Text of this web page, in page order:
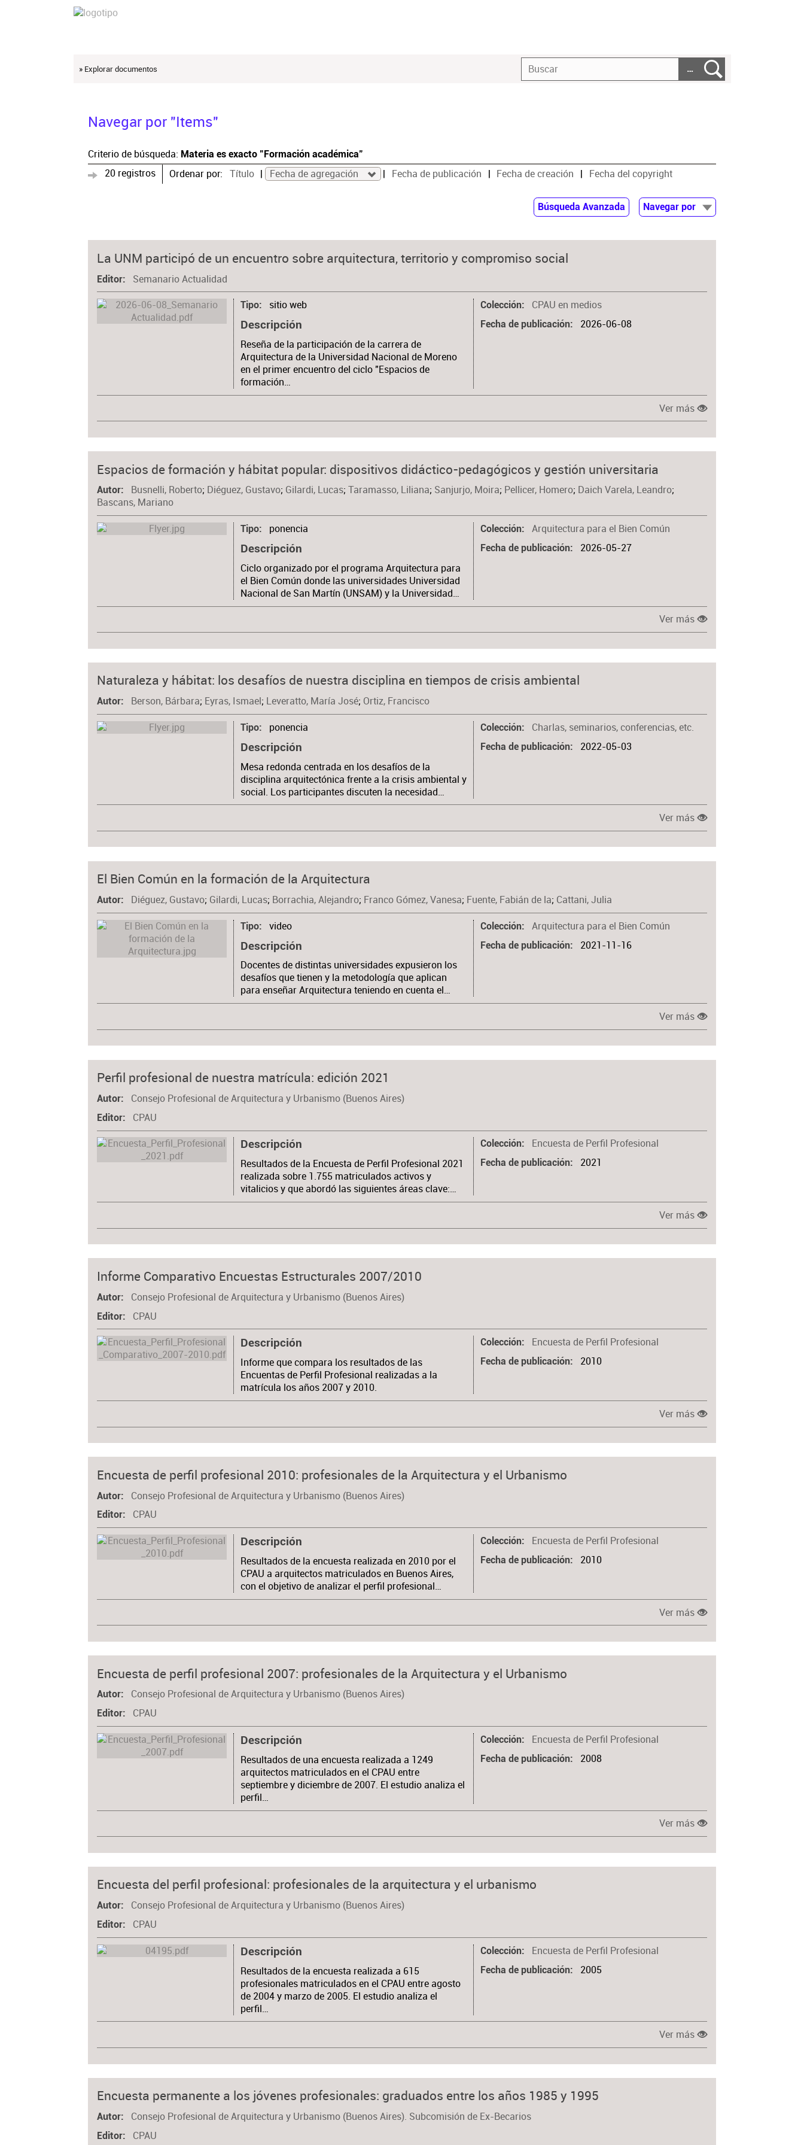
» Explorar documentos …
Navegar por "Items"
Criterio de búsqueda: Materia es exacto "Formación académica"
20 registros Ordenar por: Título Fecha de agregación Fecha de publicación Fecha de creación Fecha del copyright
Búsqueda Avanzada
Navegar por
La UNM participó de un encuentro sobre arquitectura, territorio y compromiso social
Editor Semanario Actualidad
Tipo sitio web
Descripción
Reseña de la participación de la carrera de
Arquitectura de la Universidad Nacional de Moreno
en el primer encuentro del ciclo "Espacios de
formación…
Colección CPAU en medios
Fecha de publicación 2026-06-08
Ver más
Espacios de formación y hábitat popular: dispositivos didáctico-pedagógicos y gestión universitaria
Autor Busnelli, Roberto; Diéguez, Gustavo; Gilardi, Lucas;Taramasso, Liliana; Sanjurjo, Moira; Pellicer, Homero; Daich Varela, Leandro;
Bascans, Mariano
Tipo ponencia
Descripción
Ciclo organizado por el programa Arquitectura para
el Bien Común donde las universidades Universidad
Nacional de San Martín (UNSAM) y la Universidad…
Colección Arquitectura para el Bien Común
Fecha de publicación 2026-05-27
Ver más
Naturaleza y hábitat: los desafíos de nuestra disciplina en tiempos de crisis ambiental
Autor Berson, Bárbara; Eyras, Ismael; Leveratto, María José; Ortiz, Francisco
Tipo ponencia
Descripción
Mesa redonda centrada en los desafíos de la
disciplina arquitectónica frente a la crisis ambiental y
social. Los participantes discuten la necesidad…
Colección Charlas, seminarios, conferencias, etc.
Fecha de publicación 2022-05-03
Ver más
El Bien Común en la formación de la Arquitectura
Autor Diéguez, Gustavo; Gilardi, Lucas; Borrachia, Alejandro; Franco Gómez, Vanesa; Fuente, Fabián de la; Cattani, Julia
Tipo video
Descripción
Docentes de distintas universidades expusieron los
desafíos que tienen y la metodología que aplican
para enseñar Arquitectura teniendo en cuenta el…
Colección Arquitectura para el Bien Común
Fecha de publicación 2021-11-16
Ver más
Perfil profesional de nuestra matrícula: edición 2021
Autor Consejo Profesional de Arquitectura y Urbanismo (Buenos Aires)
Editor CPAU
Descripción
Resultados de la Encuesta de Perfil Profesional 2021
realizada sobre 1.755 matriculados activos y
vitalicios y que abordó las siguientes áreas clave:…
Colección Encuesta de Perfil Profesional
Fecha de publicación 2021
Ver más
Informe Comparativo Encuestas Estructurales 2007/2010
Autor Consejo Profesional de Arquitectura y Urbanismo (Buenos Aires)
Editor CPAU
Descripción
Informe que compara los resultados de las
Encuentas de Perfil Profesional realizadas a la
matrícula los años 2007 y 2010.
Colección Encuesta de Perfil Profesional
Fecha de publicación 2010
Ver más
Encuesta de perfil profesional 2010: profesionales de la Arquitectura y el Urbanismo
Autor Consejo Profesional de Arquitectura y Urbanismo (Buenos Aires)
Editor CPAU
Descripción
Resultados de la encuesta realizada en 2010 por el
CPAU a arquitectos matriculados en Buenos Aires,
con el objetivo de analizar el perfil profesional…
Colección Encuesta de Perfil Profesional
Fecha de publicación 2010
Ver más
Encuesta de perfil profesional 2007: profesionales de la Arquitectura y el Urbanismo
Autor Consejo Profesional de Arquitectura y Urbanismo (Buenos Aires)
Editor CPAU
Descripción
Resultados de una encuesta realizada a 1249
arquitectos matriculados en el CPAU entre
septiembre y diciembre de 2007. El estudio analiza el
perfil…
Colección Encuesta de Perfil Profesional
Fecha de publicación 2008
Ver más
Encuesta del perfil profesional: profesionales de la arquitectura y el urbanismo
Autor Consejo Profesional de Arquitectura y Urbanismo (Buenos Aires)
Editor CPAU
Descripción
Resultados de la encuesta realizada a 615
profesionales matriculados en el CPAU entre agosto
de 2004 y marzo de 2005. El estudio analiza el
perfil…
Colección Encuesta de Perfil Profesional
Fecha de publicación 2005
Ver más
Encuesta permanente a los jóvenes profesionales: graduados entre los años 1985 y 1995
Autor Consejo Profesional de Arquitectura y Urbanismo (Buenos Aires). Subcomisión de Ex-Becarios
Editor CPAU